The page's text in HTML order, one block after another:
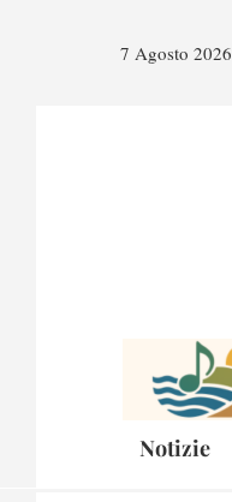
7 Agosto 2026
Notizie